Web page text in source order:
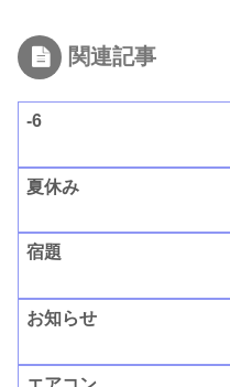
関連記事
-6
夏休み
宿題
お知らせ